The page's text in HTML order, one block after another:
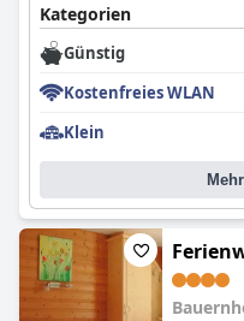
Kategorien
Günstig
Kostenfreies WLAN
Klein